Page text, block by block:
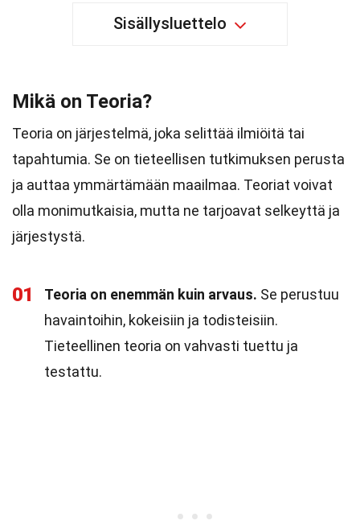
Sisällysluettelo
Mikä on Teoria?
Teoria on järjestelmä, joka selittää ilmiöitä tai
tapahtumia. Se on tieteellisen tutkimuksen perusta
ja auttaa ymmärtämään maailmaa. Teoriat voivat
olla monimutkaisia, mutta ne tarjoavat selkeyttä ja
järjestystä.
01 Teoria on enemmän kuin arvaus. Se perustuu
havaintoihin, kokeisiin ja todisteisiin.
Tieteellinen teoria on vahvasti tuettu ja
testattu.